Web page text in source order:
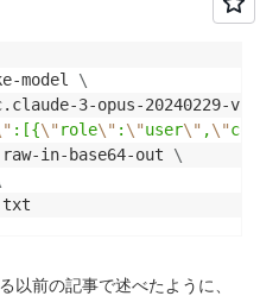
model \
3-opus-20240229-
:[{\" role\" : \"user\" ,\"
in-base64-out
\
以前の記事で述べたように、